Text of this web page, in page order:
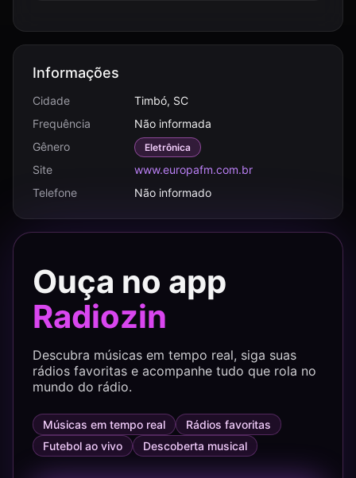
Informações
Cidade
Timbó, SC
Frequência
Não informada
Gênero
Eletrônica
Site
www.europafm.com.br
Telefone
Não informado
Ouça no app
Radiozin
Descubra músicas em tempo real, siga suas
rádios favoritas e acompanhe tudo que rola no
mundo do rádio.
Músicas em tempo real
Rádios favoritas
Futebol ao vivo
Descoberta musical